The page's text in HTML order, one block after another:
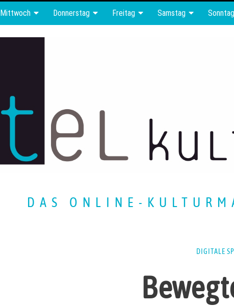
Mittwoch Donnerstag Freitag Samstag Sonntag
DAS ONLINE-
DIGITALE